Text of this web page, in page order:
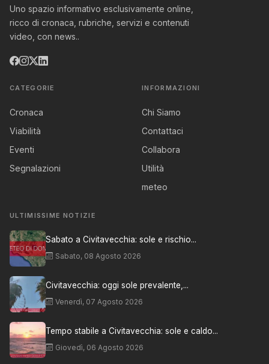
Uno spazio informativo esclusivamente online,
ricco di cronaca, rubriche, servizi e contenuti
video, con news..
CATEGORIE
Cronaca
Viabilità
Eventi
Segnalazioni
INFORMAZIONI
Chi Siamo
Contattaci
Collabora
Utilità
meteo
ULTIMISSIME NOTIZIE
Sabato a Civitavecchia: sole e rischio...
Sabato, 08 Agosto 2026
Civitavecchia: oggi sole prevalente,...
Venerdì, 07 Agosto 2026
Tempo stabile a Civitavecchia: sole e caldo...
Giovedì, 06 Agosto 2026